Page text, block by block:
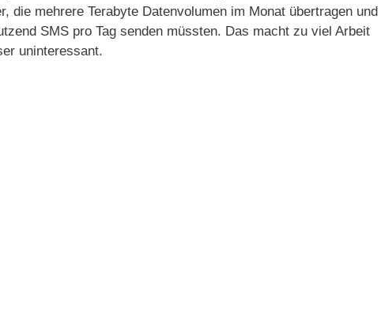
die mehrere Terabyte Datenvolumen im Monat übertragen und
SMS pro Tag senden müssten. Das macht zu viel Arbeit
uninteressant.